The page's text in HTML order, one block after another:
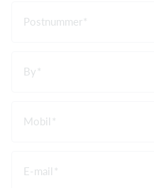
Postnummer
By
Mobil
E-mail